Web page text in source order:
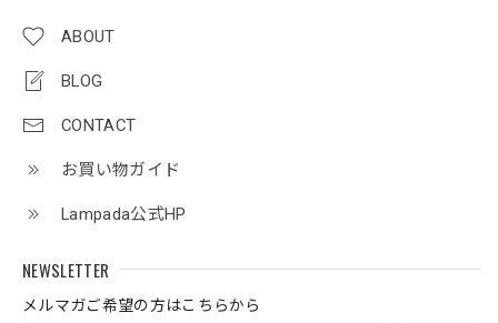
ABOUT
BLOG
CONTACT
お買い物ガイド
Lampada公式HP
NEWSLETTER
メルマガご希望の方はこちらから